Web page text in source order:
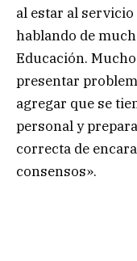
al estar al
hablando de
Educación.
presentar
agregar que se
personal y
correcta de
consensos».